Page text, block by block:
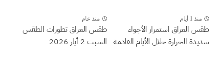
منذ 1 أيام
طقس العراق ‏استمرار الأجواء
شديدة الحرارة خلال الأيام القادمة
منذ عام
طقس العراق تطورات الطقس
السبت 2 أيار 2026